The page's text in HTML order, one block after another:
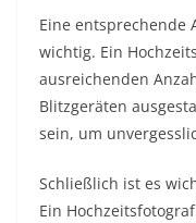
Eine entsprechende
wichtig. Ein
ausreichenden
Blitzgeräten
sein, um
Schließlich ist es
Ein